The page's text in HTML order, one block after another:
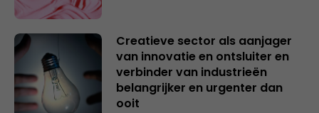
Creatieve sector als aanjager
van innovatie en ontsluiter en
verbinder van industrieën
belangrijker en urgenter dan
ooit